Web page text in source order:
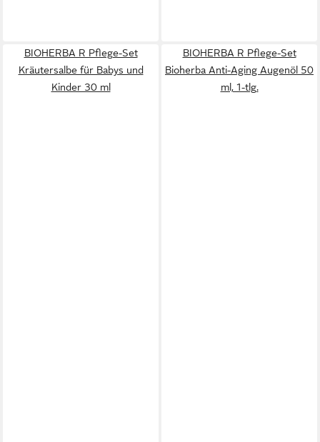
BIOHERBA R Pflege-Set
Kräutersalbe für Babys und
Kinder 30 ml
BIOHERBA R Pflege-Set
Bioherba Anti-Aging Augenöl 50
ml, 1-tlg.